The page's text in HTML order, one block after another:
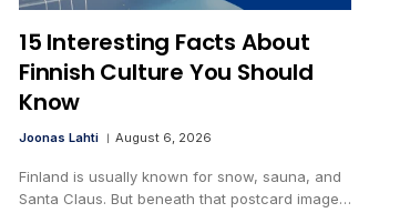
15 Interesting Facts About
Finnish Culture You Should
Know
Joonas Lahti August 6, 2026
Finland is usually known for snow, sauna, and
Santa Claus. But beneath that postcard image…